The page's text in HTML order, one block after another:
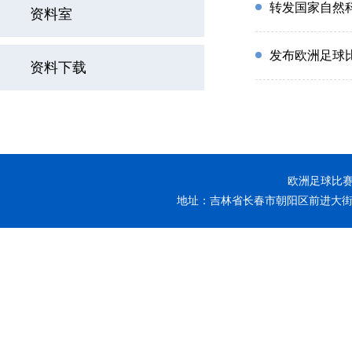
资料室
资料下载
转发国家自然
发布欧洲足球
欧洲足球比
地址：吉林省长春市朝阳区前进大